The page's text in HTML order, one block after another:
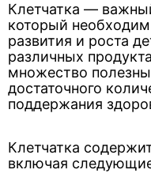
Клетчатка —
который
развития и роста
различных
множество
достаточного
поддержания
Клетчатка
включая